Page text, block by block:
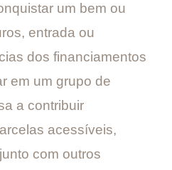
um bem ou
entrada ou
dos financiamentos
em um grupo de
a contribuir
acessíveis,
com outros